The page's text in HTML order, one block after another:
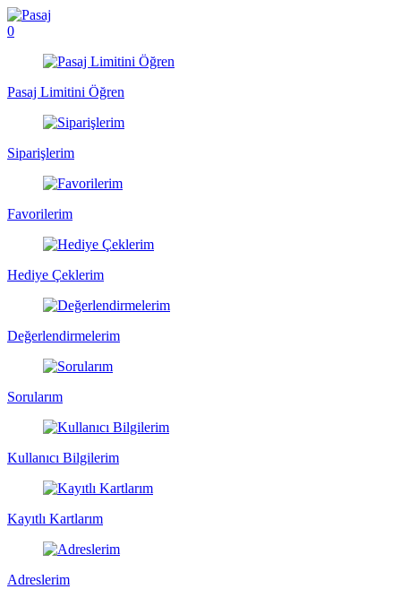
0
Pasaj Limitini Öğren
Siparişlerim
Favorilerim
Hediye Çeklerim
Değerlendirmelerim
Sorularım
Kullanıcı Bilgilerim
Kayıtlı Kartlarım
Adreslerim